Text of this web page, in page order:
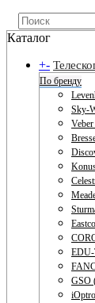
Каталог
+-
По бренду
Sky-
GSO